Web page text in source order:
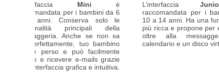
Mini
è
per i bambini da 6
Conserva solo le
principali della
Anche se non sa
tuo bambino
perso e può facilmente
e ricevere e-mails grazie
grafica e intuitiva.
L’interfacciaJunior
è
raccomandata per i bambini da
10 a 14 anni. Ha una funzionalità
più ricca e propone per esempio,
oltre alla messaggeria, un
calendario e un disco virtuale.